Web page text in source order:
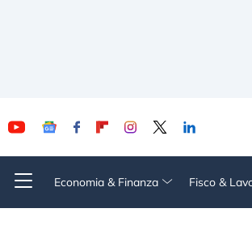
Economia & Finanza Fisco &